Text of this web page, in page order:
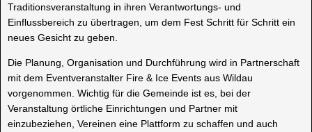
Traditionsveranstaltung in ihren Verantwortungs- und
Einflussbereich zu übertragen, um dem Fest Schritt für Schritt ein
neues Gesicht zu geben.
Die Planung, Organisation und Durchführung wird in Partnerschaft
mit dem Eventveranstalter Fire & Ice Events aus Wildau
vorgenommen. Wichtig für die Gemeinde ist es, bei der
Veranstaltung örtliche Einrichtungen und Partner mit
einzubeziehen, Vereinen eine Plattform zu schaffen und auch